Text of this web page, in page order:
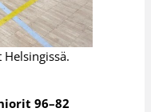
96–82